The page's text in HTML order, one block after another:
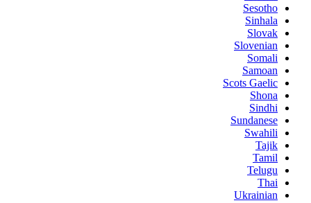
Sesotho
Sinhala
Slovak
Slovenian
Somali
Samoan
Scots Gaelic
Shona
Sindhi
Sundanese
Swahili
Tajik
Tamil
Telugu
Thai
Ukrainian